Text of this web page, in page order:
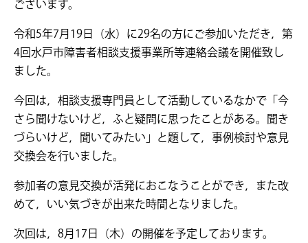
ございます。
令和5年7月19日（水）に29名の方にご参加いただき，第
4回水戸市障害者相談支援事業所等連絡会議を開催致し
ました。
今回は，相談支援専門員として活動しているなかで「今
さら聞けないけど，ふと疑問に思ったことがある。聞き
づらいけど，聞いてみたい」と題して，事例検討や意見
交換会を行いました。
参加者の意見交換が活発におこなうことができ，また改
めて，いい気づきが出来た時間となりました。
次回は，8月17日（木）の開催を予定しております。